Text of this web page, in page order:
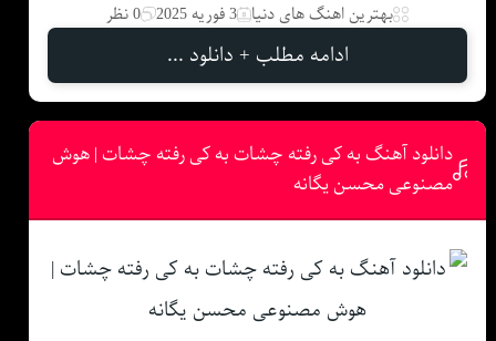
بهترین اهنگ های دنیا 3 فوریه 2025 0 نظر
ادامه مطلب + دانلود ...
دانلود آهنگ به کی رفته چشات به کی رفته چشات | هوش
مصنوعی محسن یگانه